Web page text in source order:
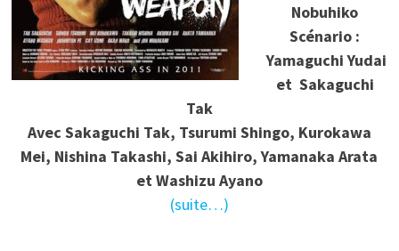
Nobuhiko
Scénario :
Yamaguchi Yudai
et Sakaguchi
Tak
Avec Sakaguchi Tak, Tsurumi Shingo, Kurokawa
Mei, Nishina Takashi, Sai Akihiro, Yamanaka Arata
et Washizu Ayano
(suite…)